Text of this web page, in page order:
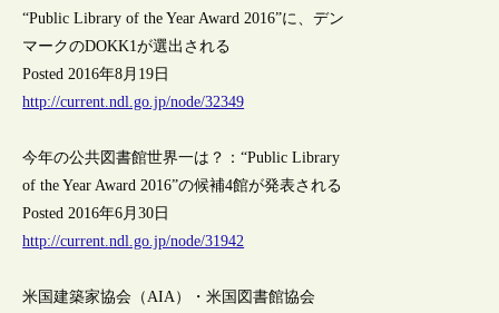
“Public Library of the Year Award 2016”に、デン
マークのDOKK1が選出される
Posted 2016年8月19日
http://current.ndl.go.jp/node/32349
今年の公共図書館世界一は？：“Public Library
of the Year Award 2016”の候補4館が発表される
Posted 2016年6月30日
http://current.ndl.go.jp/node/31942
米国建築家協会（AIA）・米国図書館協会